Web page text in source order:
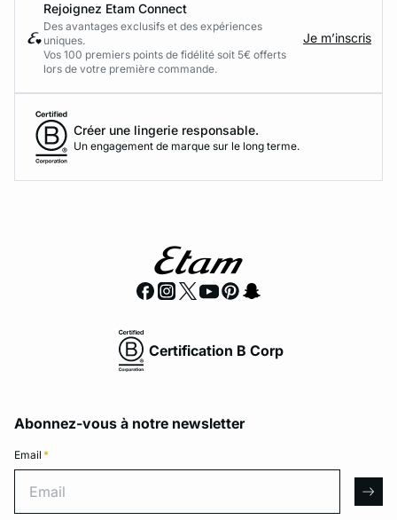
Rejoignez Etam Connect
Des avantages exclusifs et des expériences
uniques.
Vos 100 premiers points de fidélité soit 5€ offerts
lors de votre première commande.​
Je m’inscris
Créer une lingerie responsable.
Un engagement de marque sur le long terme.
Certification B Corp
Abonnez-vous à notre newsletter
Email *